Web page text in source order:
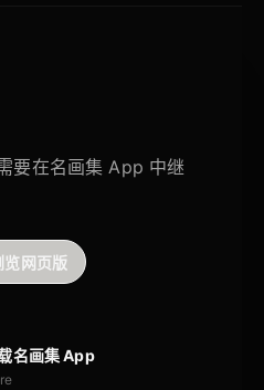
要在名画集 App 中继
览网页版
名画集 App